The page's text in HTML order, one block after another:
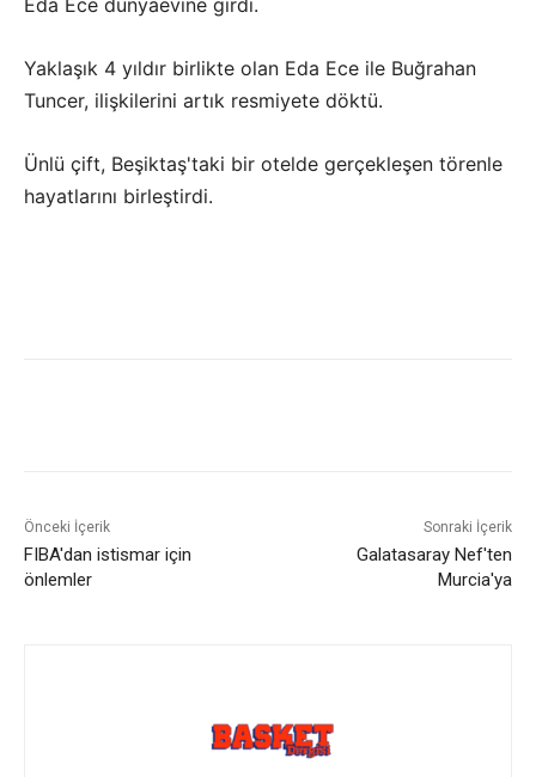
Yaklaşık 4 yıldır birlikte olan Eda Ece ile Buğrahan
Tuncer, ilişkilerini artık resmiyete döktü.
Ünlü çift, Beşiktaş'taki bir otelde gerçekleşen törenle
hayatlarını birleştirdi.
Önceki İçerik
FIBA'dan istismar için
önlemler
Sonraki İçerik
Galatasaray Nef'ten
Murcia'ya